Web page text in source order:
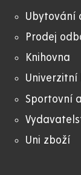
Ubytování
Prodej
Knihovna
Sportovní
Uni zboží